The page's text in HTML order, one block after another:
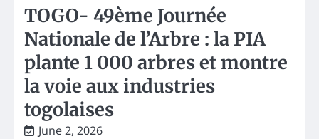
TOGO- 49ème Journée
Nationale de l’Arbre : la PIA
plante 1 000 arbres et montre
la voie aux industries
togolaises
June 2, 2026